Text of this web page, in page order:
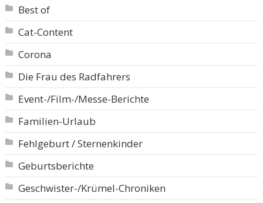
Best of
Cat-Content
Corona
Die Frau des Radfahrers
Event-/Film-/Messe-Berichte
Familien-Urlaub
Fehlgeburt / Sternenkinder
Geburtsberichte
Geschwister-/Krümel-Chroniken